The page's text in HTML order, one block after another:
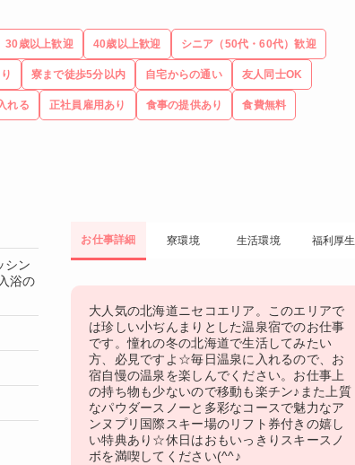
30歳以上歓迎 40歳以上歓迎 シニア（50代・60代）歓迎
寮まで徒歩5分以内 自宅からの通い 友人同士OK
れる 正社員雇用あり 食事の提供あり 食費無料
お仕事詳細 寮環境 生活環境 福利厚生
大人気の北海道ニセコエリア。このエリアで
は珍しい小ぢんまりとした温泉宿でのお仕事
です。憧れの冬の北海道で生活してみたい
方、必見ですよ☆毎日温泉に入れるので、お
宿自慢の温泉を楽しんでください。お仕事上
の持ち物も少ないので移動も楽チン♪また上質
なパウダースノーと多彩なコースで魅力なア
ンヌプリ国際スキー場のリフト券付きの嬉し
い特典あり☆休日はおもいっきりスキースノ
ボを満喫してください(^^♪
シン
浴の